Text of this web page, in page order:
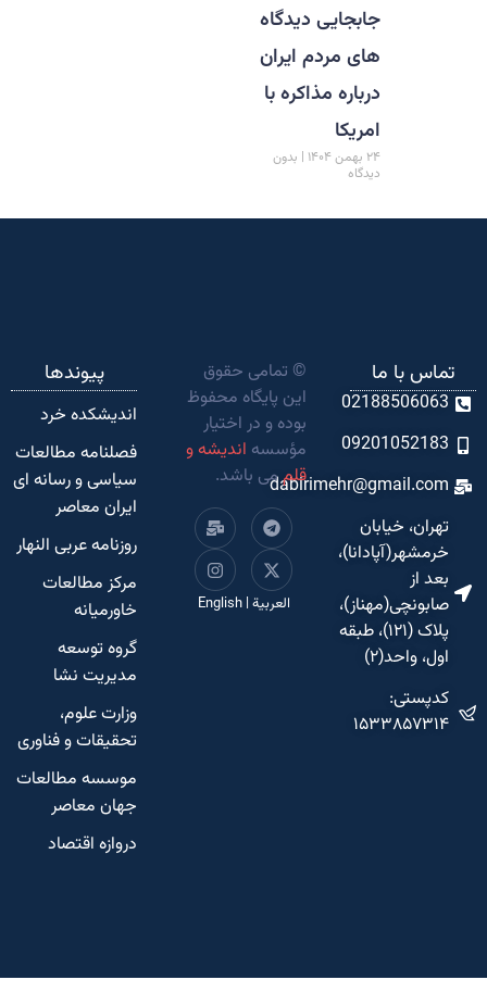
جابجایی دیدگاه
های مردم ایران
درباره مذاکره با
امریکا
۲۴ بهمن ۱۴۰۴
بدون
دیدگاه
تماس با ما
02188506063
09201052183
dabirimehr@gmail.com
تهران، خیابان
خرمشهر(آپادانا)،
بعد از
صابونچی(مهناز)،
پلاک (۱۲۱)، طبقه
اول، واحد(۲)
کدپستی:
۱۵۳۳۸۵۷۳۱۴
© تمامی حقوق
این پایگاه محفوظ
بوده و در اختیار
مؤسسه اندیشه و
قلممی باشد.
العربية|
English
پیوندها
اندیشکده‌ خرد
فصلنامه مطالعات
سیاسی و رسانه ای
ایران معاصر
روزنامه عربی النهار
مرکز مطالعات
خاورمیانه
گروه توسعه
مدیریت نشا
وزارت علوم،
تحقیقات و فناوری
موسسه مطالعات
جهان معاصر
دروازه اقتصاد